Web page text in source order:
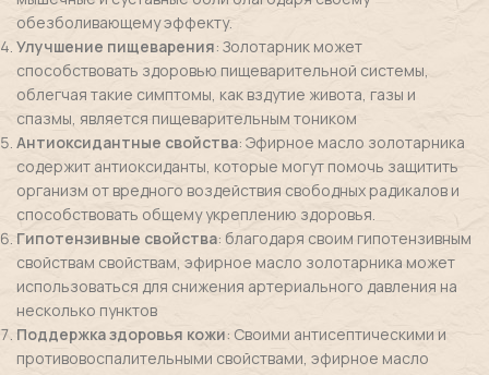
обезболивающему эффекту.
Улучшение пищеварения: Золотарник может
способствовать здоровью пищеварительной системы,
облегчая такие симптомы, как вздутие живота, газы и
спазмы, является пищеварительным тоником
Антиоксидантные свойства: Эфирное масло золотарника
содержит антиоксиданты, которые могут помочь защитить
организм от вредного воздействия свободных радикалов и
способствовать общему укреплению здоровья.
Гипотензивные свойства: благодаря своим гипотензивным
свойствам свойствам, эфирное масло золотарника может
использоваться для снижения артериального давления на
несколько пунктов
Поддержка здоровья кожи: Своими антисептическими и
противовоспалительными свойствами, эфирное масло